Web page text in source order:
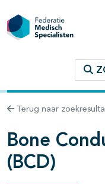
Terug naar
Bone
(BCD)
binnen deze